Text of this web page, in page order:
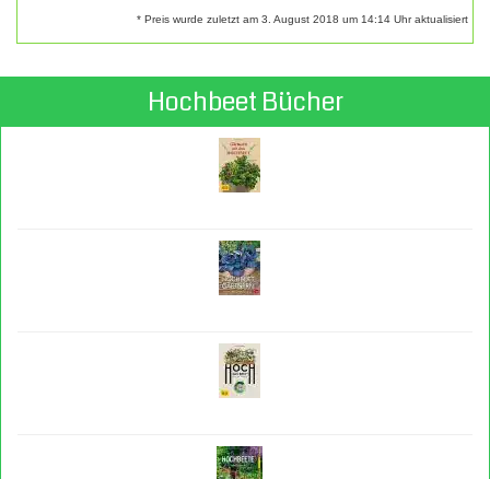
* Preis wurde zuletzt am 3. August 2018 um 14:14 Uhr aktualisiert
Hochbeet Bücher